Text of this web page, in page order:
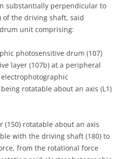
substantially perpendicular to
of the driving shaft, said
unit comprising:
photosensitive drum (107)
layer (107b) at a peripheral
rotatable about an axis (L1)
(150) rotatable about an axis
with the driving shaft (180) to
from the rotational force